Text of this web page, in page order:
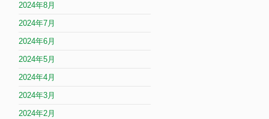
2024年8月
2024年7月
2024年6月
2024年5月
2024年4月
2024年3月
2024年2月